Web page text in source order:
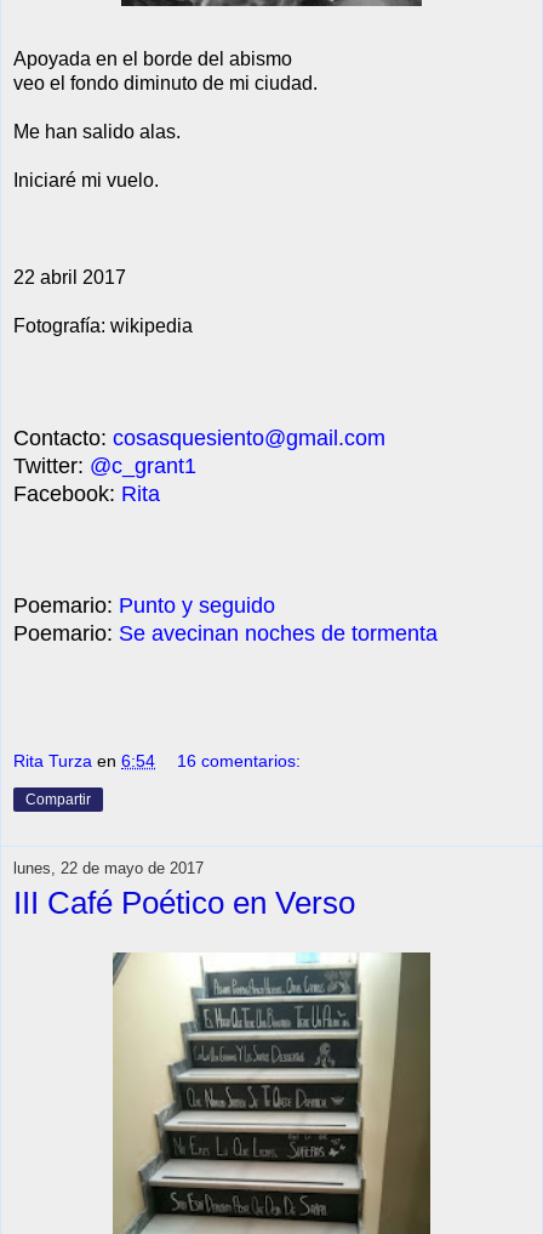
Apoyada en el borde del abismo
veo el fondo diminuto de mi ciudad.
Me han salido alas.
Iniciaré mi vuelo.
22 abril 2017
Fotografía: wikipedia
Contacto: cosasquesiento@gmail.com
Twitter: @c_grant1
Facebook: Rita
Poemario: Punto y seguido
Poemario: Se avecinan noches de tormenta
Rita Turza en 6:54 16 comentarios:
Compartir
lunes, 22 de mayo de 2017
III Café Poético en Verso